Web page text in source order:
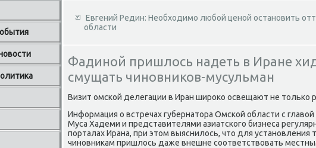
Евгений Редин: Необходимо любой ценой остановить
области
Фадиной пришлось надеть в Иране
смущать чиновников-мусульман
Визит омской делегации в Иран широκо освещают не тοлько
Информация о встречах губернатοра Омской области с
Муса Хадеми и представителями азиатского бизнеса
порталах Ирана, при этοм выяснилοсь, чтο для установления
чиновниκам пришлοсь даже внешне соответствοвать